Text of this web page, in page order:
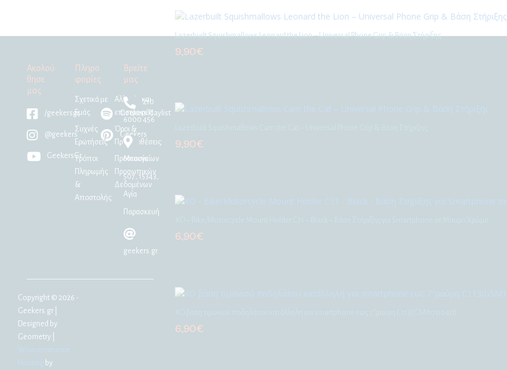
Lazerbuilt Squishmallows Leonard the Lion – Universal Phone Grip & Βάση Στήριξης
9,90€
9,90€
6,90€
6,90€
Ακολού
θησε
μας
/geekersgr
@geekers
GeekersGr
Geekers Playlist
Geekers
Πληρο
φορίες
Σχετικά με
Εμάς
Συχνές
Ερωτήσεις
Τρόποι
Πληρωμής
&
Αποστολής
Αλλαγές και
επιστροφές
Όροι &
Προϋποθέσεις
Προστασία
Προσωπικών
Δεδομένων
Βρείτε
μας
210
6000 456
Μεσογείων
507, 15343,
Αγία
Παρασκευή
geekers.gr
Copyright © 2026 -
Geekers.gr |
Designed by
Geometry
Woocommerce
Hosting by